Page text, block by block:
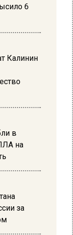
6
Калинин
в
на
за